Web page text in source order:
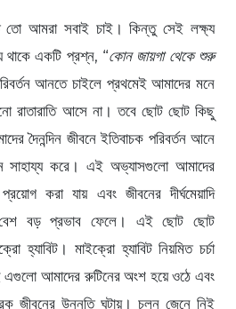
তো আমরা সবাই চাই। কিন্তু সেই লক্ষ্য
থাকে একটি প্রশ্ন, “কোন জায়গা থেকে শুরু
আনতে চাইলে প্রথমেই আমাদের মনে
রাতারাতি আসে না। তবে ছোট ছোট কিছু
দৈনন্দিন জীবনে ইতিবাচক পরিবর্তন আনে
সাহায্য করে। এই অভ্যাসগুলো আমাদের
করা যায় এবং জীবনের দীর্ঘমেয়াদি
বেশ বড় প্রভাব ফেলে। এই ছোট ছোট
হ্যাবিট। মাইক্রো হ্যাবিট নিয়মিত চর্চা
আমাদের রুটিনের অংশ হয়ে ওঠে এবং
জীবনের উন্নতি ঘটায়। চলুন জেনে নিই